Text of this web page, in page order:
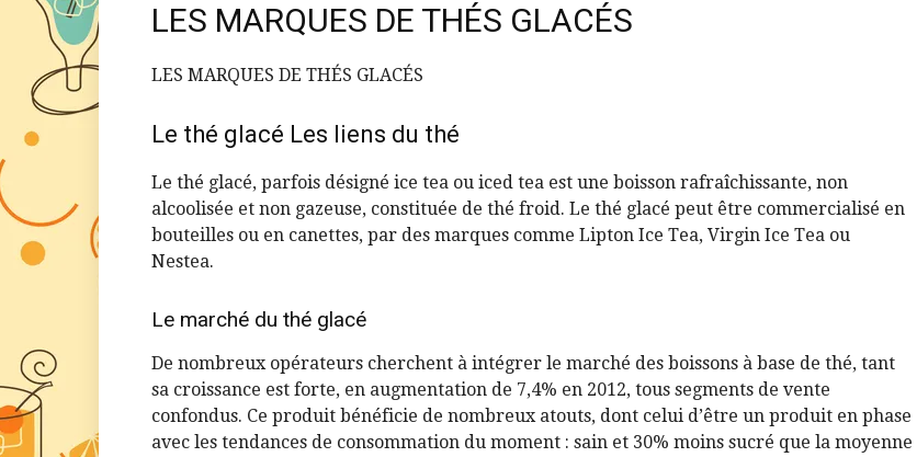
Alcool
LES MARQUES DE THÉS GLACÉS
LES MARQUES DE THÉS GLACÉS
Le thé glacé Les liens du thé
Le thé glacé, parfois désigné ice tea ou iced tea est une boisson rafraîchissante, non
alcoolisée et non gazeuse, constituée de thé froid. Le thé glacé peut être commercialisé en
bouteilles ou en canettes, par des marques comme Lipton Ice Tea, Virgin Ice Tea ou
Nestea.
Le marché du thé glacé
De nombreux opérateurs cherchent à intégrer le marché des boissons à base de thé, tant
sa croissance est forte, en augmentation de 7,4% en 2012, tous segments de vente
confondus. Ce produit bénéficie de nombreux atouts, dont celui d’être un produit en phase
avec les tendances de consommation du moment : sain et 30% moins sucré que la moyenne